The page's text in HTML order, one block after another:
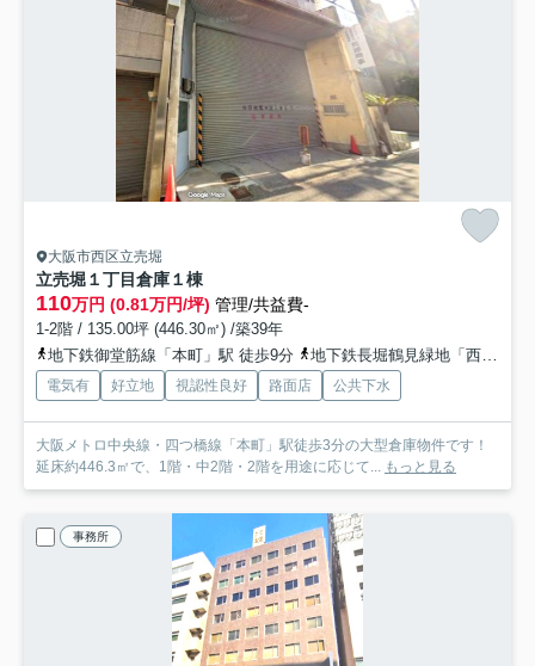
大阪市西区立売堀
立売堀１丁目倉庫１棟
110万円 (0.81万円/坪) 管理/共益費-
1-2階 / 135.00坪 (446.30㎡) /築39年
地下鉄御堂筋線「本町」駅 徒歩9分
地下鉄長堀鶴見緑地「西大橋」駅 徒歩10分
電気有 好立地 視認性良好 路面店 公共下水
大阪メトロ中央線・四つ橋線「本町」駅徒歩3分の大型倉庫物件です！
延床約446.3㎡で、1階・中2階・2階を用途に応じて...
もっと見る
事務所